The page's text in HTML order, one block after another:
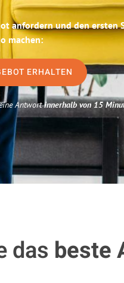
anfordern und den ersten
machen:
ERHALTEN
Antwortinnerhalb von 15
das beste